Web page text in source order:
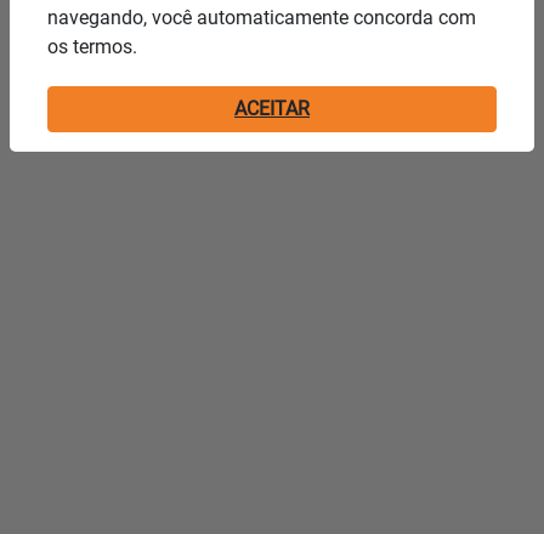
navegando, você automaticamente concorda com
os termos.
ACEITAR